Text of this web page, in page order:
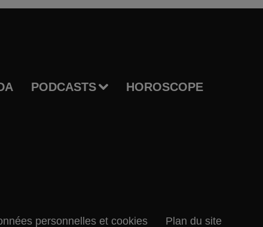
PODCASTS HOROSCOPE
personnelles et cookies Plan du site